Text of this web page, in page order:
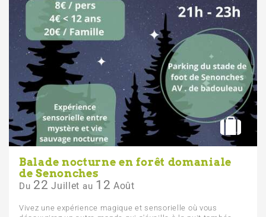
Balade nocturne en forêt domaniale
de Senonches
Du 22 Juillet au 12 Août
Vivez une expérience magique et sensorielle où vous